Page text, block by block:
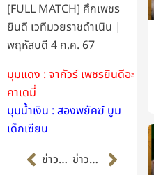
[FULL MATCH] ศึกเพชร
ยินดี เวทีมวยราชดำเนิน |
พฤหัสบดี 4 ก.ค. 67
มุมแดง : จากัวร์ เพชรยินดีอะ
คาเดมี่
มุมน้ำเงิน : สองพยัคฆ์ บูม
เด็กเซียน
Prevข่าวก่อนหน้า ข่าวต่อไป Next